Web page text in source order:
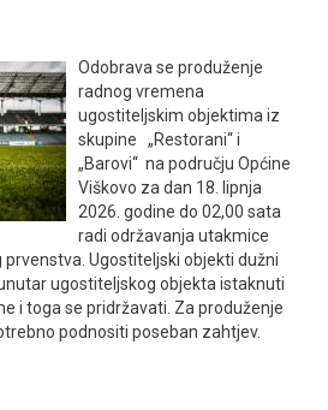
Odobrava se produženje
radnog vremena
ugostiteljskim objektima iz
skupine „Restorani“ i
„Barovi“ na području Općine
Viškovo za dan 18. lipnja
2026. godine do 02,00 sata
radi održavanja utakmice
Ugostiteljski objekti dužni
ugostiteljskog objekta istaknuti
i toga se pridržavati. Za produženje
podnositi poseban zahtjev.